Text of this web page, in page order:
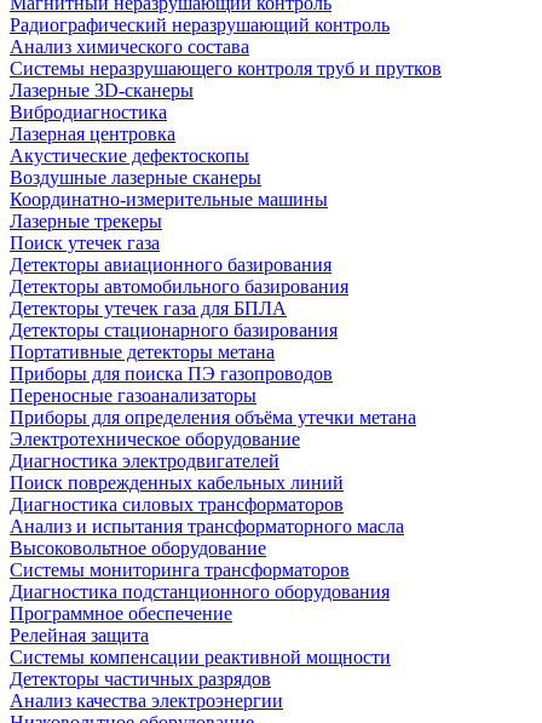
Радиографический неразрушающий контроль
Анализ химического состава
Системы неразрушающего контроля труб и прутков
Лазерные 3D-сканеры
Вибродиагностика
Лазерная центровка
Акустические дефектоскопы
Воздушные лазерные сканеры
Координатно-измерительные машины
Лазерные трекеры
Поиск утечек газа
Детекторы авиационного базирования
Детекторы автомобильного базирования
Детекторы утечек газа для БПЛА
Детекторы стационарного базирования
Портативные детекторы метана
Приборы для поиска ПЭ газопроводов
Переносные газоанализаторы
Приборы для определения объёма утечки метана
Электротехническое оборудование
Диагностика электродвигателей
Поиск поврежденных кабельных линий
Диагностика силовых трансформаторов
Анализ и испытания трансформаторного масла
Высоковольтное оборудование
Системы мониторинга трансформаторов
Диагностика подстанционного оборудования
Программное обеспечение
Релейная защита
Системы компенсации реактивной мощности
Детекторы частичных разрядов
Анализ качества электроэнергии